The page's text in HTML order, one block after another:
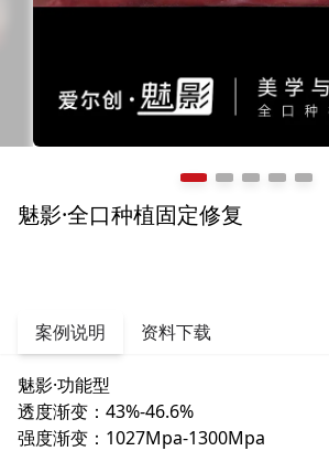
魅影·全口种植固定修复
案例说明 资料下载
魅影·功能型
透度渐变：43%-46.6%
强度渐变：1027Mpa-1300Mpa